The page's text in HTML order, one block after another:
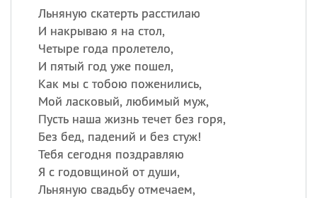
Льняную скатерть расстилаю
И накрываю я на стол,
Четыре года пролетело,
И пятый год уже пошел,
Как мы с тобою поженились,
Мой ласковый, любимый муж,
Пусть наша жизнь течет без горя,
Без бед, падений и без стуж!
Тебя сегодня поздравляю
Я с годовщиной от души,
Льняную свадьбу отмечаем,